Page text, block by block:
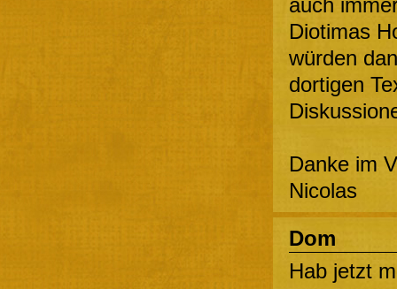
auch
Diotimas
würden
dortigen
Danke im
Nicolas
Dom
Hab jetzt